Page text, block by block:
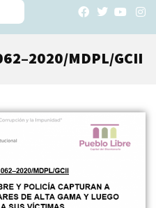
MDPL/GCII